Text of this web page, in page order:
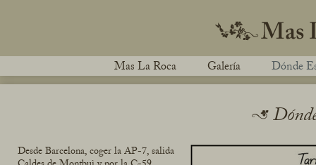
Mas La Roca Galería Dónde
Desde Barcelona, coger la AP-7, salida